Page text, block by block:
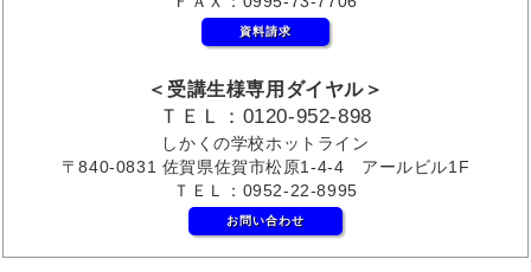
資料請求
＜受講生様専用ダイヤル＞
ＴＥＬ：0120-952-898
しかくの学校ホットライン
〒840-0831 佐賀県佐賀市松原1-4-4 アールビル1F
ＴＥＬ：0952-22-8995
お問い合わせ